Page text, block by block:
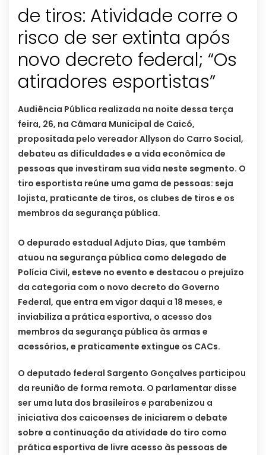
de tiros: Atividade corre o
risco de ser extinta após
novo decreto federal; “Os
atiradores esportistas”
Audiência Pública realizada na noite dessa terça
feira, 26, na Câmara Municipal de Caicó,
propositada pelo vereador Allyson do Carro Social,
debateu as dificuldades e a vida econômica de
pessoas que investiram sua vida neste segmento. O
tiro esportista reúne uma gama de pessoas: seja
lojista, praticante de tiros, os clubes de tiros e os
membros da segurança pública.
O depurado estadual Adjuto Dias, que também
atuou na segurança pública como delegado de
Polícia Civil, esteve no evento e destacou o prejuízo
da categoria com o novo decreto do Governo
Federal, que entra em vigor daqui a 18 meses, e
inviabiliza a prática esportiva, o acesso dos
membros da segurança pública às armas e
acessórios, e praticamente extingue os CACs.
O deputado federal Sargento Gonçalves participou
da reunião de forma remota. O parlamentar disse
ser uma luta dos brasileiros e parabenizou a
iniciativa dos caicoenses de iniciarem o debate
sobre a continuação da atividade do tiro como
prática esportiva de livre acesso às pessoas de